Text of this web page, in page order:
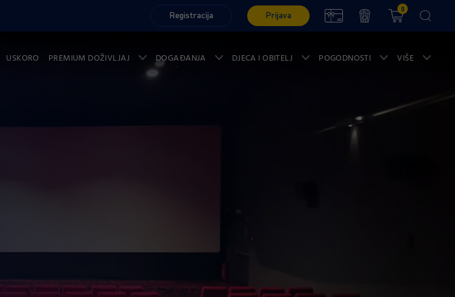
Registracija Prijava
0
USKORO PREMIUM DOŽIVLJAJ DOGAĐANJA DJECA I OBITELJ POGODNOSTI VIŠE